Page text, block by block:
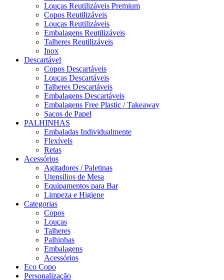
Louças Reutilizáveis Premium
Copos Reutilizáveis
Louças Reutilizáveis
Embalagens Reutilizáveis
Talheres Reutilizáveis
Inox
Descartável
Copos Descartáveis
Louças Descartáveis
Talheres Descartáveis
Embalagens Descartáveis
Embalagens Free Plastic / Takeaway
Sacos de Papel
PALHINHAS
Embaladas Individualmente
Flexíveis
Retas
Acessórios
Agitadores / Paletinas
Utensilios de Mesa
Equipamentos para Bar
Limpeza e Higiene
Categorias
Copos
Louças
Talheres
Palhinhas
Embalagens
Acessórios
Eco Copo
Personalização